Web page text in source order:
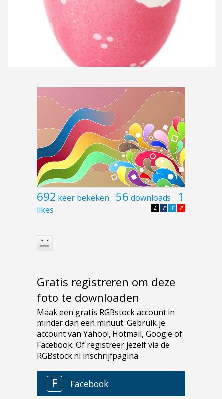
692 keer bekeken 56 downloads 1
likes P
T
F
L
Gratis registreren om deze
foto te downloaden